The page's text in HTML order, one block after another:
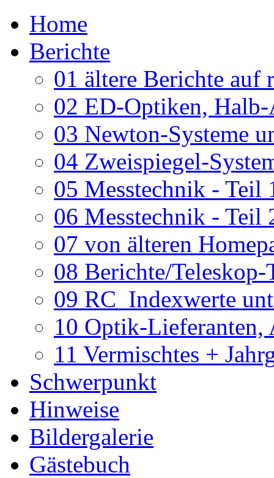
Home
Berichte
01 ältere Berichte auf
02 ED-Optiken, Halb-
03 Newton-Systeme
04 Zweispiegel-
05 Messtechnik - Teil
06 Messtechnik - Teil
07 von älteren
08 Berichte/
09 RC_Indexwerte
10 Optik-Lieferanten,
11 Vermischtes +
Schwerpunkt
Hinweise
Bildergalerie
Gästebuch